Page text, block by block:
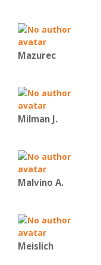
Mazurec
Milman J.
Malvino Α.
Meislich